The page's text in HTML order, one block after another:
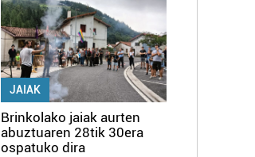
JAIAK
Brinkolako jaiak aurten
abuztuaren 28tik 30era
ospatuko dira